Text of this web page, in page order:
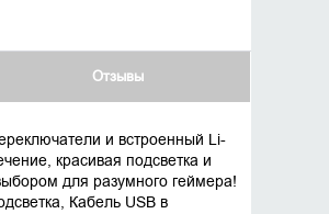
Отзывы
и встроенный Li-
красивая подсветка и
для разумного геймера!
Кабель USB в